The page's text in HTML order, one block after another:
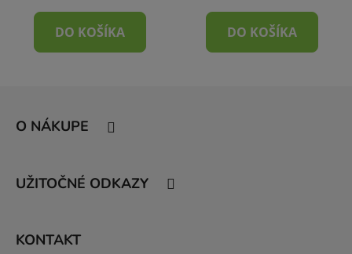
DO KOŠÍKA DO KOŠÍKA
O NÁKUPE
UŽITOČNÉ ODKAZY
KONTAKT